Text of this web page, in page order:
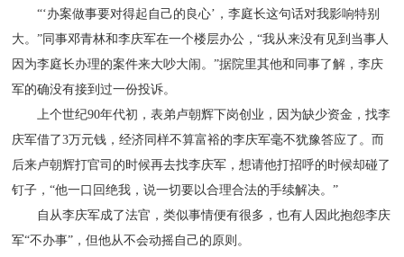
“‘办案做事要对得起自己的良心’，李庭长这句话对我影响特别
大。”同事邓青林和李庆军在一个楼层办公，“我从来没有见到当事人
因为李庭长办理的案件来大吵大闹。”据院里其他和同事了解，李庆
军的确没有接到过一份投诉。
上个世纪90年代初，表弟卢朝辉下岗创业，因为缺少资金，找李
庆军借了3万元钱，经济同样不算富裕的李庆军毫不犹豫答应了。而
后来卢朝辉打官司的时候再去找李庆军，想请他打招呼的时候却碰了
钉子，“他一口回绝我，说一切要以合理合法的手续解决。”
自从李庆军成了法官，类似事情便有很多，也有人因此抱怨李庆
军“不办事”，但他从不会动摇自己的原则。